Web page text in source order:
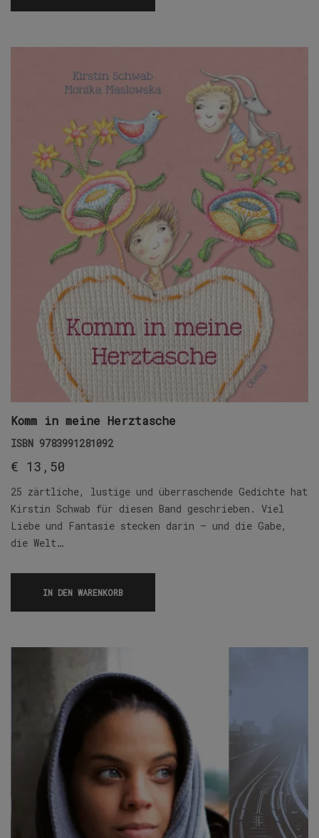
Komm in meine Herztasche
ISBN 9783991281092
€ 13,50
25 zärtliche, lustige und überraschende Gedichte hat
Kirstin Schwab für diesen Band geschrieben. Viel
Liebe und Fantasie stecken darin – und die Gabe,
die Welt…
IN DEN WARENKORB